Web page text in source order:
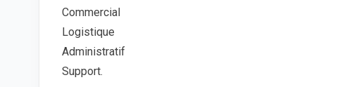
Commercial
Logistique
Administratif
Support.